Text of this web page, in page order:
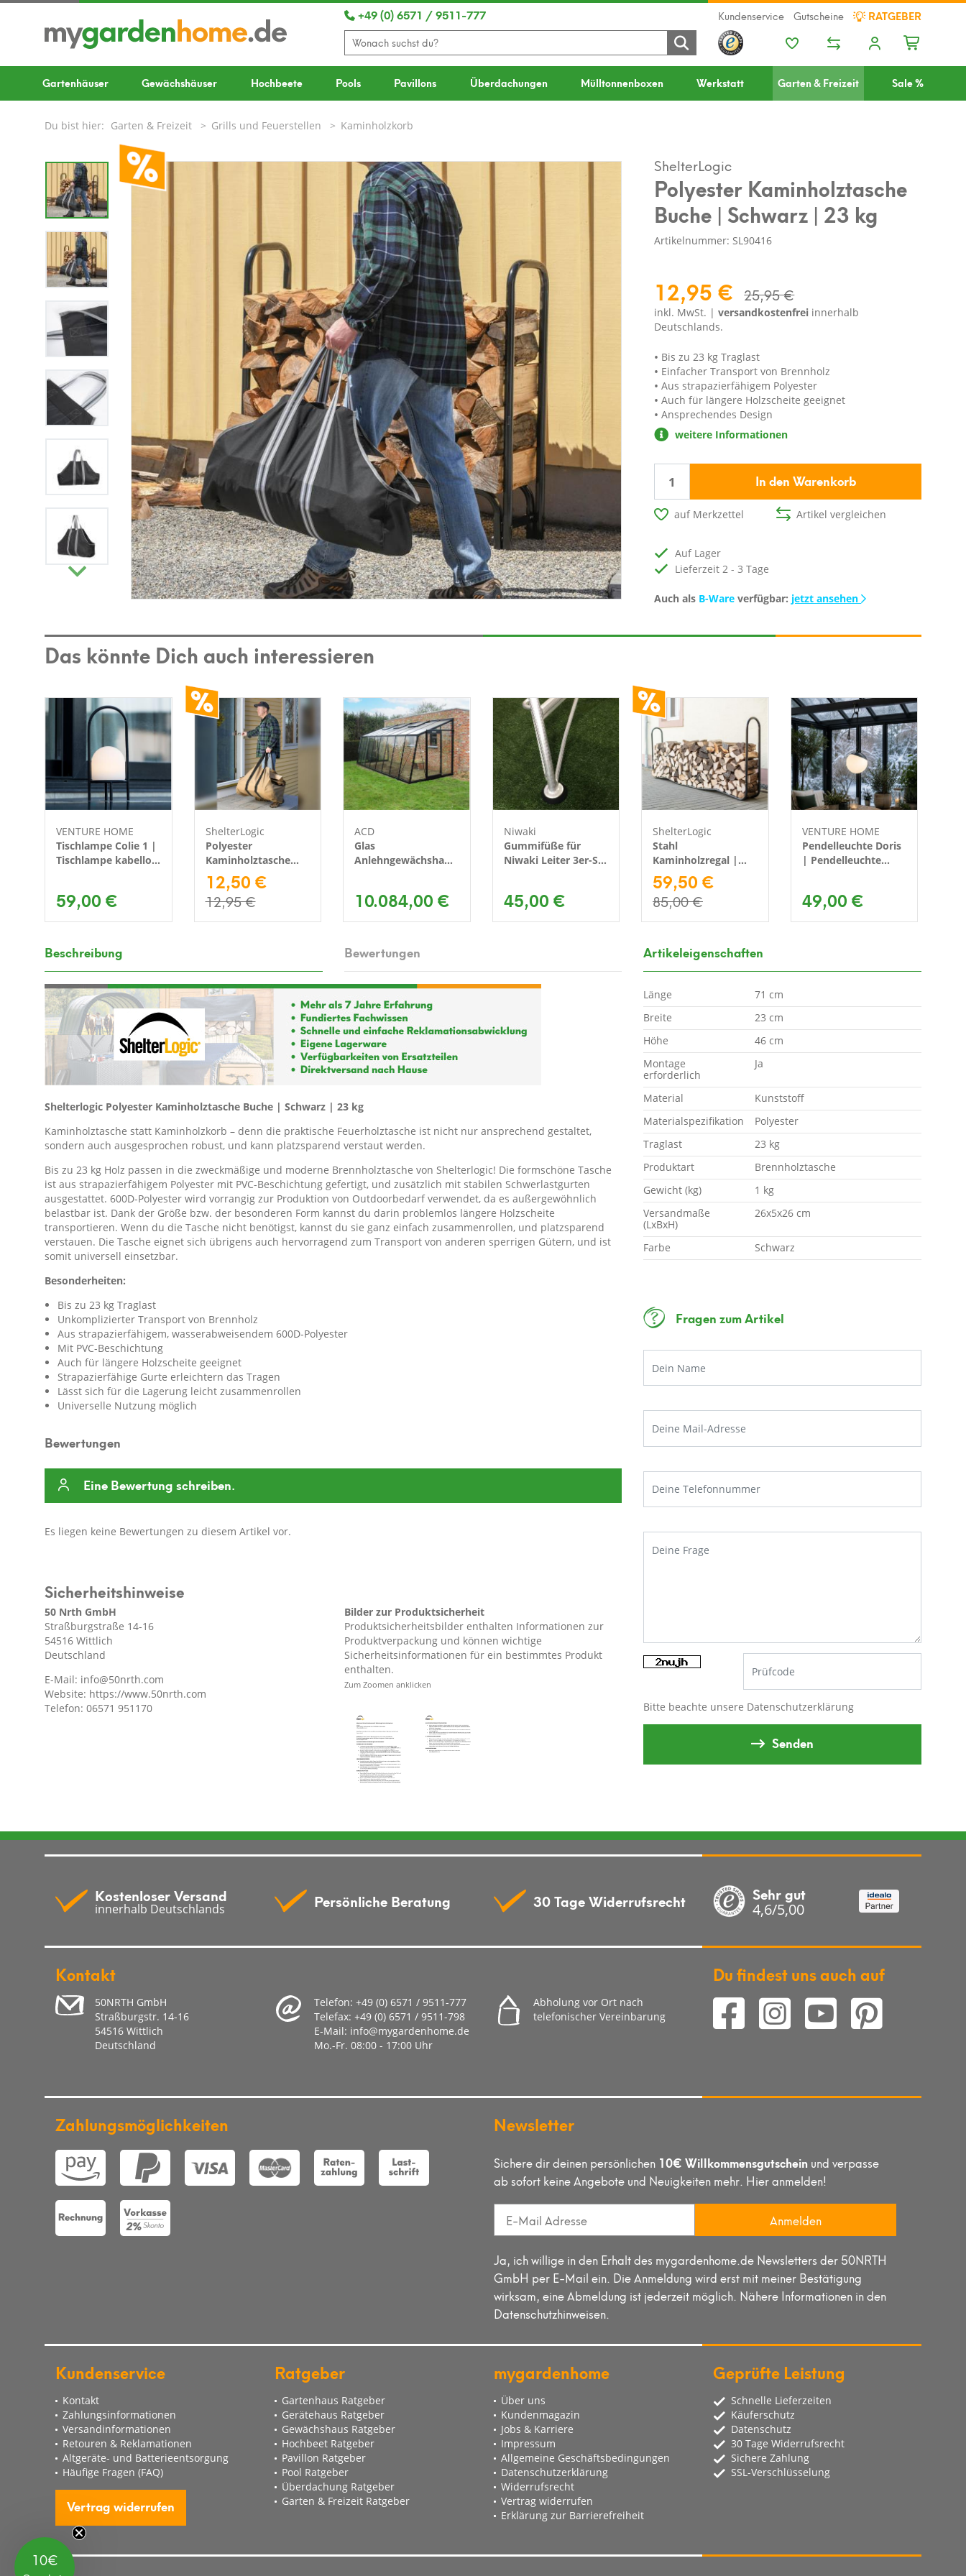
+49 (0) 6571 / 9511-777 Kundenservice Gutscheine RATGEBER
Gartenhäuser Gewächshäuser Hochbeete Pools Pavillons Überdachungen Mülltonnenboxen Werkstatt Garten & Freizeit Sale %
Du bist hier: Garten & Freizeit Grills und Feuerstellen Kaminholzkorb
ShelterLogic
Polyester Kaminholztasche
Buche | Schwarz | 23 kg
Artikelnummer: SL90416
12,95 € 25,95 €
inkl. MwSt. |versandkostenfrei innerhalb
Deutschlands.
Bis zu 23 kg Traglast
Einfacher Transport von Brennholz
Aus strapazierfähigem Polyester
Auch für längere Holzscheite geeignet
Ansprechendes Design
weitere Informationen
In den Warenkorb
auf Merkzettel Artikel vergleichen
auf Lager
Lieferzeit 2 - 3 Tage
Auch als B-Ware verfügbar: jetzt ansehen
Das könnte Dich auch interessieren
VENTURE HOME
Tischlampe Colie 1 |
Tischlampe kabellos
59,00 €
ShelterLogic
Polyester
Kaminholztasche
Birke | Beige | 27 kg
12,50 €
12,95 €
ACD
Glas
Anlehngewächshaus
10.084,00 €
Niwaki
Gummifüße für
Niwaki Leiter 3er-Set
45,00 €
ShelterLogic
Stahl
Kaminholzregal |
Schwarz | 25x244x99
cm
59,50 €
85,00 €
VENTURE HOME
Pendelleuchte Doris
| Pendelleuchte
20x19 cm
49,00 €
Beschreibung Bewertungen
Shelterlogic Polyester Kaminholztasche Buche | Schwarz | 23 kg
Kaminholztasche statt Kaminholzkorb – denn die praktische Feuerholztasche ist nicht nur ansprechend gestaltet,
sondern auch ausgesprochen robust, und kann platzsparend verstaut werden.
Bis zu 23 kg Holz passen in die zweckmäßige und moderne Brennholztasche von Shelterlogic! Die formschöne Tasche
ist aus strapazierfähigem Polyester mit PVC-Beschichtung gefertigt, und zusätzlich mit stabilen Schwerlastgurten
ausgestattet. 600D-Polyester wird vorrangig zur Produktion von Outdoorbedarf verwendet, da es außergewöhnlich
belastbar ist. Dank der Größe bzw. der besonderen Form kannst du darin problemlos längere Holzscheite
transportieren. Wenn du die Tasche nicht benötigst, kannst du sie ganz einfach zusammenrollen, und platzsparend
verstauen. Die Tasche eignet sich übrigens auch hervorragend zum Transport von anderen sperrigen Gütern, und ist
somit universell einsetzbar.
Besonderheiten:
Bis zu 23 kg Traglast
Unkomplizierter Transport von Brennholz
Aus strapazierfähigem, wasserabweisendem 600D-Polyester
Mit PVC-Beschichtung
Auch für längere Holzscheite geeignet
Strapazierfähige Gurte erleichtern das Tragen
Lässt sich für die Lagerung leicht zusammenrollen
Universelle Nutzung möglich
Bewertungen
Eine Bewertung schreiben.
Es liegen keine Bewertungen zu diesem Artikel vor.
Sicherheitshinweise
50 Nrth GmbH
Straßburgstraße 14-16
54516 Wittlich
Deutschland
E-Mail: info@50nrth.com
Website: https://www.50nrth.com
Telefon: 06571 951170
Bilder zur Produktsicherheit
Produktsicherheitsbilder enthalten Informationen zur
Produktverpackung und können wichtige
Sicherheitsinformationen für ein bestimmtes Produkt
enthalten.
Zum Zoomen anklicken
Artikeleigenschaften
Länge
71 cm
Breite
23 cm
Höhe
46 cm
Montage
erforderlich
Ja
Material
Kunststoff
Materialspezifikation
Polyester
Traglast
23 kg
Produktart
Brennholztasche
Gewicht (kg)
1 kg
Versandmaße
(LxBxH)
26x5x26 cm
Farbe Schwarz
Fragen zum Artikel
Bitte beachte unsere Datenschutzerklärung
Senden
Kostenloser Versand
innerhalb Deutschlands Persönliche Beratung 30 Tage Widerrufsrecht Sehr gut
4,6/5,00
Kontakt
50NRTH GmbH
Straßburgstr. 14-16
54516 Wittlich
Deutschland
Telefon: +49 (0) 6571 / 9511-777
Telefax: +49 (0) 6571 / 9511-798
E-Mail: info@mygardenhome.de
Mo.-Fr. 08:00 - 17:00 Uhr
Abholung vor Ort nach
telefonischer Vereinbarung
Du findest uns auch auf
Zahlungsmöglichkeiten Newsletter
Sichere dir deinen persönlichen 10€ Willkommensgutschein und verpasse
ab sofort keine Angebote und Neuigkeiten mehr. Hier anmelden!
Anmelden
Ja, ich willige in den Erhalt des mygardenhome.de Newsletters der 50NRTH
GmbH per E-Mail ein. Die Anmeldung wird erst mit meiner Bestätigung
wirksam, eine Abmeldung ist jederzeit möglich. Nähere Informationen in den
Datenschutzhinweisen.
Kundenservice
Kontakt
Zahlungsinformationen
Versandinformationen
Retouren & Reklamationen
Altgeräte- und Batterieentsorgung
Häufige Fragen (FAQ)
Vertrag widerrufen
Ratgeber
Gartenhaus Ratgeber
Gerätehaus Ratgeber
Gewächshaus Ratgeber
Hochbeet Ratgeber
Pavillon Ratgeber
Pool Ratgeber
Überdachung Ratgeber
Garten & Freizeit Ratgeber
mygardenhome
Über uns
Kundenmagazin
Jobs & Karriere
Impressum
Allgemeine Geschäftsbedingungen
Datenschutzerklärung
Widerrufsrecht
Vertrag widerrufen
Erklärung zur Barrierefreiheit
Geprüfte Leistung
Schnelle Lieferzeiten
Käuferschutz
Datenschutz
30 Tage Widerrufsrecht
Sichere Zahlung
SSL-Verschlüsselung
10€